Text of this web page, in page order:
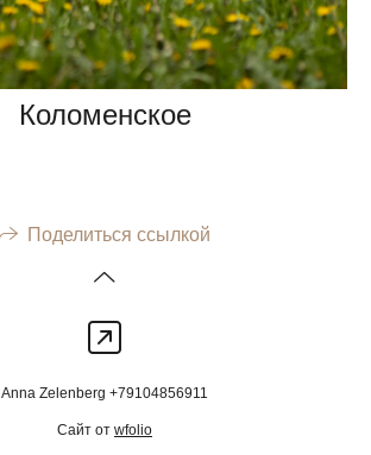
Коломенское
Поделиться ссылкой
Anna Zelenberg +79104856911
Сайт от wfolio